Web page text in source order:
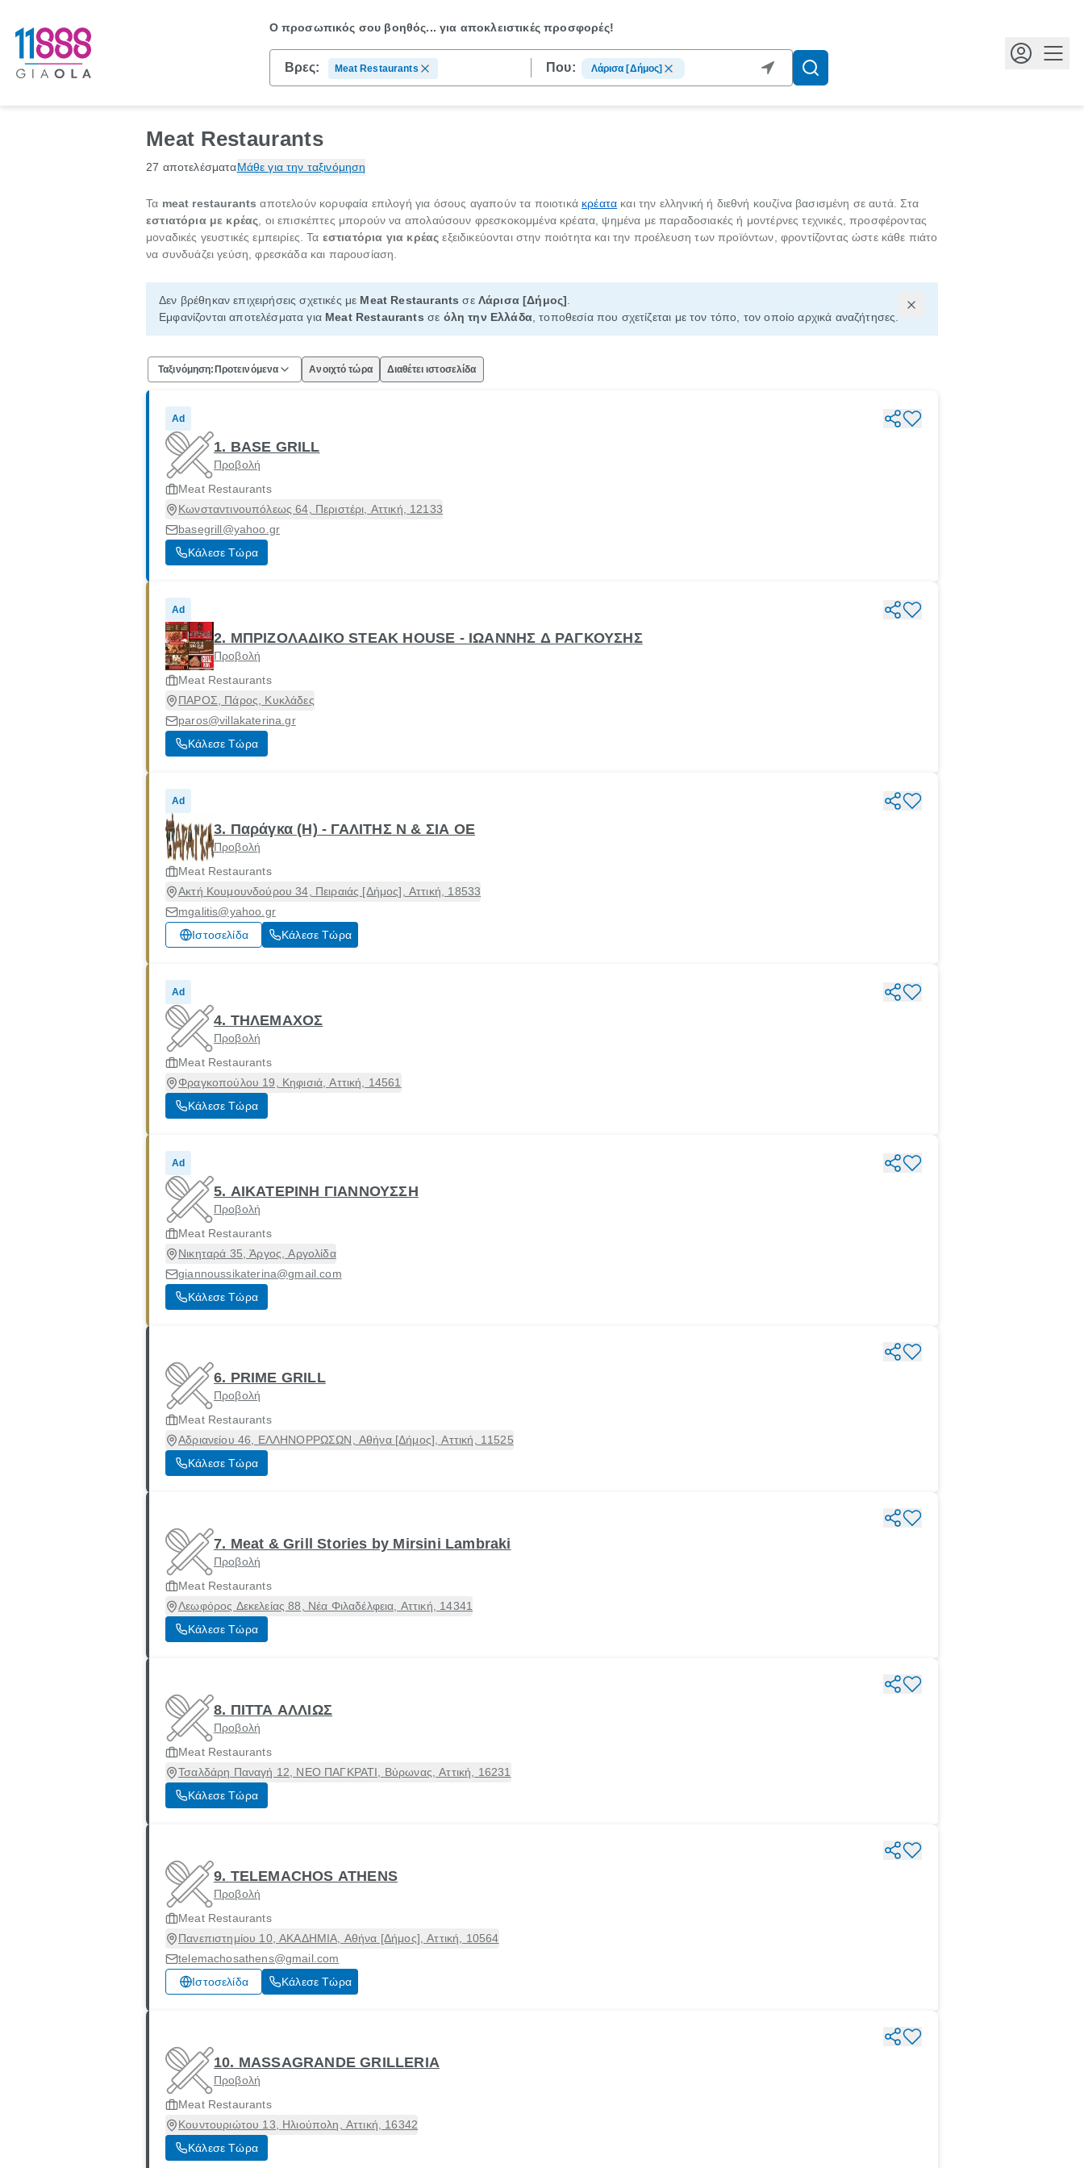
Ο προσωπικός σου βοηθός...για αποκλειστικές προσφορές!
Βρες: Meat Restaurants Που: Λάρισα [Δήμος]
Meat Restaurants
27 αποτελέσματαΜάθε για την ταξινόμηση
Τα meat restaurants αποτελούν κορυφαία επιλογή για όσους αγαπούν τα ποιοτικά κρέατα και την ελληνική ή διεθνή κουζίνα βασισμένη σε αυτά. Στα
εστιατόρια με κρέας , οι επισκέπτες μπορούν να απολαύσουν φρεσκοκομμένα κρέατα, ψημένα με παραδοσιακές ή μοντέρνες τεχνικές, προσφέροντας
μοναδικές γευστικές εμπειρίες. Τα εστιατόρια για κρέας εξειδικεύονται στην ποιότητα και την προέλευση των προϊόντων, φροντίζοντας ώστε κάθε πιάτο
να συνδυάζει γεύση, φρεσκάδα και παρουσίαση.
Δεν βρέθηκαν επιχειρήσεις σχετικές με Meat Restaurants σε Λάρισα [Δήμος]
Εμφανίζονται αποτελέσματα για Meat Restaurants σε όλη την Ελλάδα, τοποθεσία που σχετίζεται με τον τόπο, τον οποίο αρχικά αναζήτησες.
Ταξινόμηση: Προτεινόμενα Ανοιχτό τώρα Διαθέτει ιστοσελίδα
Ad
1. BASE GRILL
Προβολή
Meat Restaurants
Κωνσταντινουπόλεως 64, Περιστέρι, Αττική, 12133
basegrill@yahoo.gr
Κάλεσε Τώρα
Ad
2. ΜΠΡΙΖΟΛΑΔΙΚΟ STEAK HOUSE - ΙΩΑΝΝΗΣ Δ ΡΑΓΚΟΥΣΗΣ
Προβολή
Meat Restaurants
ΠΑΡΟΣ, Πάρος, Κυκλάδες
paros@villakaterina.gr
Κάλεσε Τώρα
Ad
3. Παράγκα (Η) - ΓΑΛΙΤΗΣ Ν & ΣΙΑ ΟΕ
Προβολή
Meat Restaurants
Ακτή Κουμουνδούρου 34, Πειραιάς [Δήμος], Αττική, 18533
mgalitis@yahoo.gr
Ιστοσελίδα
Κάλεσε Τώρα
Ad
4. ΤΗΛΕΜΑΧΟΣ
Προβολή
Meat Restaurants
Φραγκοπούλου 19, Κηφισιά, Αττική, 14561
Κάλεσε Τώρα
Ad
5. ΑΙΚΑΤΕΡΙΝΗ ΓΙΑΝΝΟΥΣΣΗ
Προβολή
Meat Restaurants
Νικηταρά 35, Άργος, Αργολίδα
giannoussikaterina@gmail.com
Κάλεσε Τώρα
6. PRIME GRILL
Προβολή
Meat Restaurants
Αδριανείου 46, ΕΛΛΗΝΟΡΡΩΣΩΝ, Αθήνα [Δήμος], Αττική, 11525
Κάλεσε Τώρα
7. Meat & Grill Stories by Mirsini Lambraki
Προβολή
Meat Restaurants
Λεωφόρος Δεκελείας 88, Νέα Φιλαδέλφεια, Αττική, 14341
Κάλεσε Τώρα
8. ΠΙΤΤΑ ΑΛΛΙΩΣ
Προβολή
Meat Restaurants
Τσαλδάρη Παναγή 12, ΝΕΟ ΠΑΓΚΡΑΤΙ, Βύρωνας, Αττική, 16231
Κάλεσε Τώρα
9. TELEMACHOS ATHENS
Προβολή
Meat Restaurants
Πανεπιστημίου 10, ΑΚΑΔΗΜΙΑ, Αθήνα [Δήμος], Αττική, 10564
telemachosathens@gmail.com
Ιστοσελίδα
Κάλεσε Τώρα
10. MASSAGRANDE GRILLERIA
Προβολή
Meat Restaurants
Κουντουριώτου 13, Ηλιούπολη, Αττική, 16342
Κάλεσε Τώρα